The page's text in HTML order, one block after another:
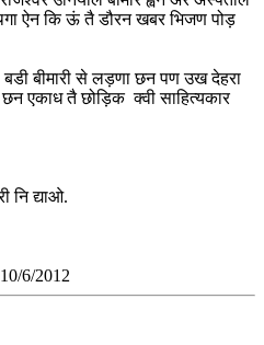
ऐन कि ऊं तै डौरन खबर भिजण पोड़
बीमारी से लड़णा छन पण उख देहरा
एकाध तै छोड़िक क्वी साहित्यकार
नि द्याओ.
6/2012